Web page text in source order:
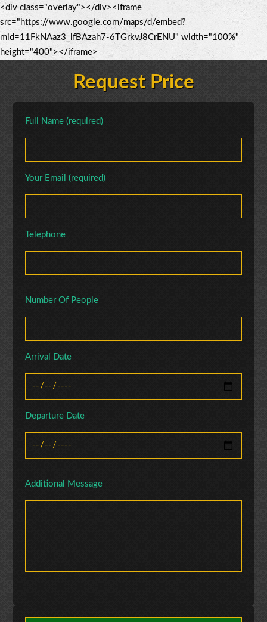
<div class="overlay"></div><iframe
src="https://www.google.com/maps/d/embed?
mid=11FkNAaz3_lfBAzah7-6TGrkvJ8CrENU" width="100%"
height="400"></iframe>
Request Price
Full Name (required)
Your Email (required)
Telephone
Number Of People
Arrival Date
Departure Date
Additional Message